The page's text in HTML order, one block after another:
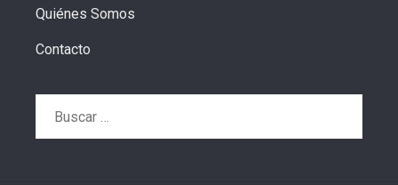
Quiénes Somos
Contacto